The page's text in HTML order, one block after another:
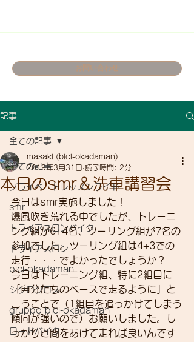
お問い合わせ
記事
全ての記事
プライベートレッスンライド
smr
トライアスロンバイク
トライアスロン
bici-okadaman
シクロクロス
gruppo bici-okadaman
ロードバイク
全ての記事
本日のsmr＆洗車講習会
masaki (bici-okadaman)
2019年3月31日 読了時間: 2分
今日はsmr実施しました！
爆風吹き荒れる中でしたが、トレーニ
ング組が6+4名、ツーリング組が7名の
参加でした。ツーリング組は4+3での
走行・・・でよかったでしょうか？
今日はトレーニング組、特に2組目に
「自分たちのペースで走るように」と
言うことで（1組目を追っかけてしまう
傾向が強いので）お願いしました。し
っかりと間をあけて走れば良いんです